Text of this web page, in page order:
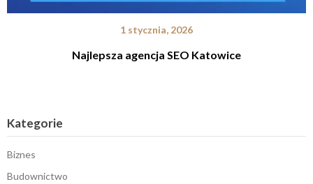
1 stycznia, 2026
Najlepsza agencja SEO Katowice
Kategorie
Biznes
Budownictwo